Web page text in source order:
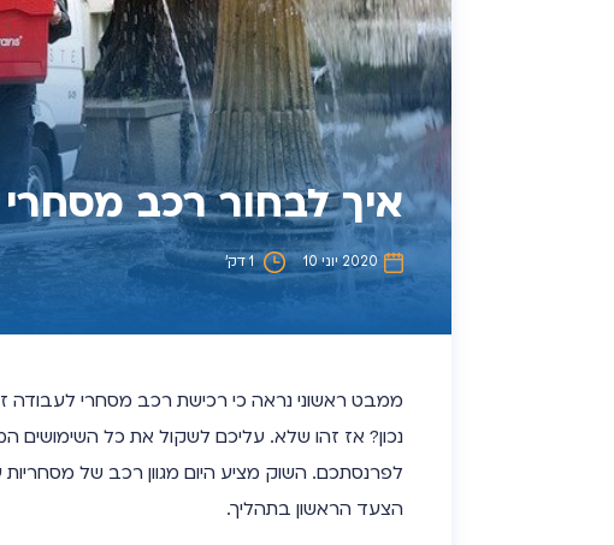
איך לבחור רכב
2020 יוני 10 1 דק’
ממבט ראשוני נראה כי רכישת רכב מסחרי לעבודה
נכון? אז זהו שלא. עליכם לשקול את כל השימושים
לפרנסתכם. השוק מציע היום מגוון רכב של
הצעד הראשון בתהליך.